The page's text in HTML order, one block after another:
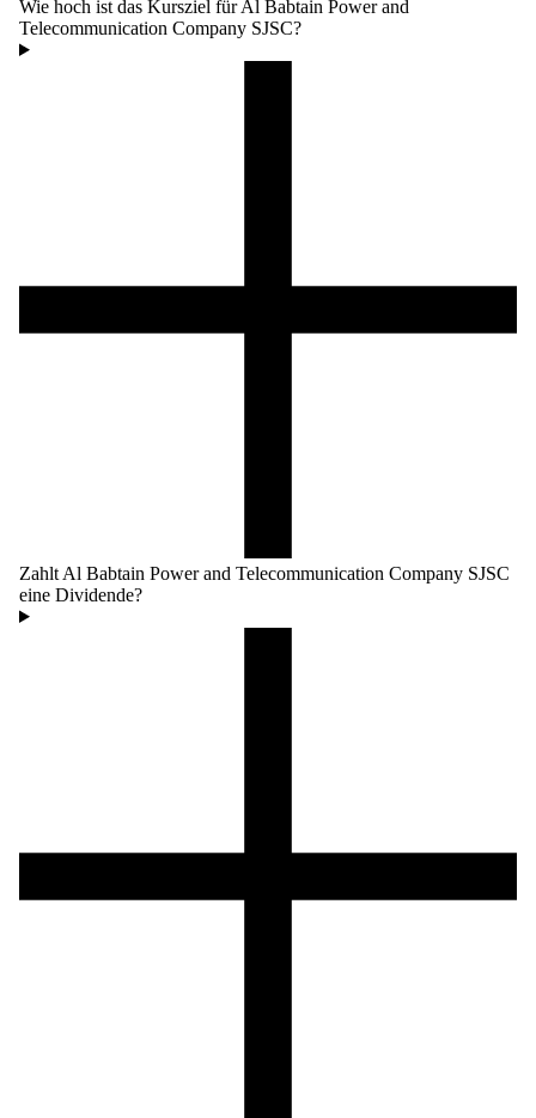
Wie hoch ist das Kursziel für Al Babtain Power and
Telecommunication Company SJSC?
Zahlt Al Babtain Power and Telecommunication Company SJSC
eine Dividende?